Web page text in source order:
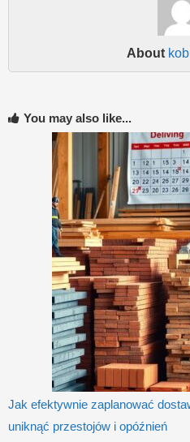
About
You may also like...
Jak efektywnie zaplanować
uniknąć przestojów i opóźnień